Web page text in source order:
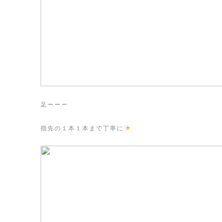
足ーーー
指先の１本１本まで丁寧に